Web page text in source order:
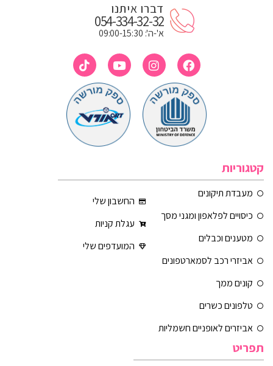
דברו איתנו
054-334-32-32
א'-ה': 09:00-15:30
קטגוריות
מעבדת תיקונים
כיסויים לפלאפון ומגני מסך
מטענים וכבלים
אביזרי רכב לסמארטפונים
קונים ממך
טלפונים כשרים
אביזרים לאופניים חשמליות
החשבון שלי
עגלת קניות
המועדפים שלי
תפריט